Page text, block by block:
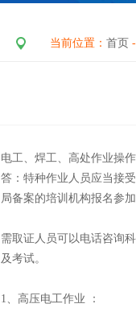
当前位置： 首页 -
电工、焊工、高处作业操
答：特种作业人员应当接
局备案的培训机构报名参
需取证人员可以电话咨询
及考试。
1、高压电工作业 ：